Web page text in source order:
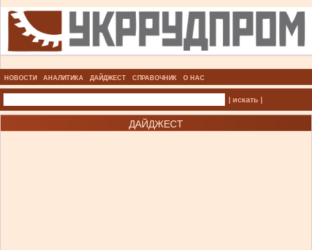
НОВОСТИ АНАЛИТИКА ДАЙДЖЕСТ СПРАВОЧНИК О НАС
| искать |
ДАЙДЖЕСТ